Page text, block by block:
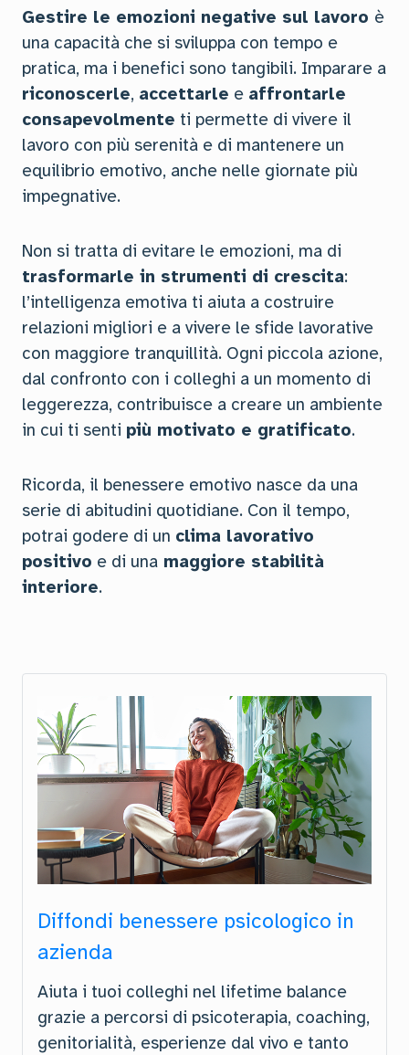
Gestire le emozioni negative sul lavoro è
una capacità che si sviluppa con tempo e
pratica, ma i benefici sono tangibili. Imparare a
riconoscerle, accettarle e affrontarle
consapevolmente ti permette di vivere il
lavoro con più serenità e di mantenere un
equilibrio emotivo, anche nelle giornate più
impegnative.
Non si tratta di evitare le emozioni, ma di
trasformarle in strumenti di crescita:
l’intelligenza emotiva ti aiuta a costruire
relazioni migliori e a vivere le sfide lavorative
con maggiore tranquillità. Ogni piccola azione,
dal confronto con i colleghi a un momento di
leggerezza, contribuisce a creare un ambiente
in cui ti senti più motivato e gratificato.
Ricorda, il benessere emotivo nasce da una
serie di abitudini quotidiane. Con il tempo,
potrai godere di un clima lavorativo
positivo e di una maggiore stabilità
interiore.
Diffondi benessere psicologico in
azienda
Aiuta i tuoi colleghi nel lifetime balance
grazie a percorsi di psicoterapia, coaching,
genitorialità, esperienze dal vivo e tanto